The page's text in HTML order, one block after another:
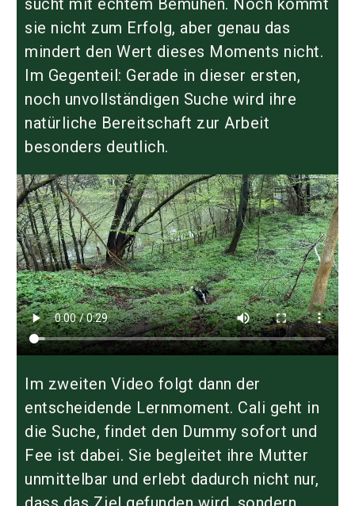
sucht mit echtem Bemühen. Noch kommt
sie nicht zum Erfolg, aber genau das
mindert den Wert dieses Moments nicht.
Im Gegenteil: Gerade in dieser ersten,
noch unvollständigen Suche wird ihre
natürliche Bereitschaft zur Arbeit
besonders deutlich.
Im zweiten Video folgt dann der
entscheidende Lernmoment. Cali geht in
die Suche, findet den Dummy sofort und
Fee ist dabei. Sie begleitet ihre Mutter
unmittelbar und erlebt dadurch nicht nur,